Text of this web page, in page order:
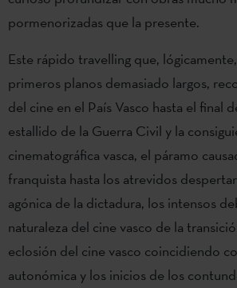
pormenorizadas que la presente.
Este rápido travelling que,
primeros planos demasiado largos,
del cine en el País Vasco hasta el final
estallido de la Guerra Civil y la
cinematográfica vasca, el páramo
franquista hasta los atrevidos
agónica de la dictadura, los intensos
naturaleza del cine vasco de la
eclosión del cine vasco coincidiendo
autonómica y los inicios de los